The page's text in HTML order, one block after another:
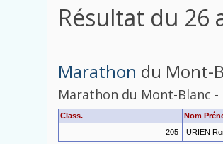
Résultat du 26
Marathon du Mont-
Marathon du Mont-Blanc -
Class. Nom
205
URIEN